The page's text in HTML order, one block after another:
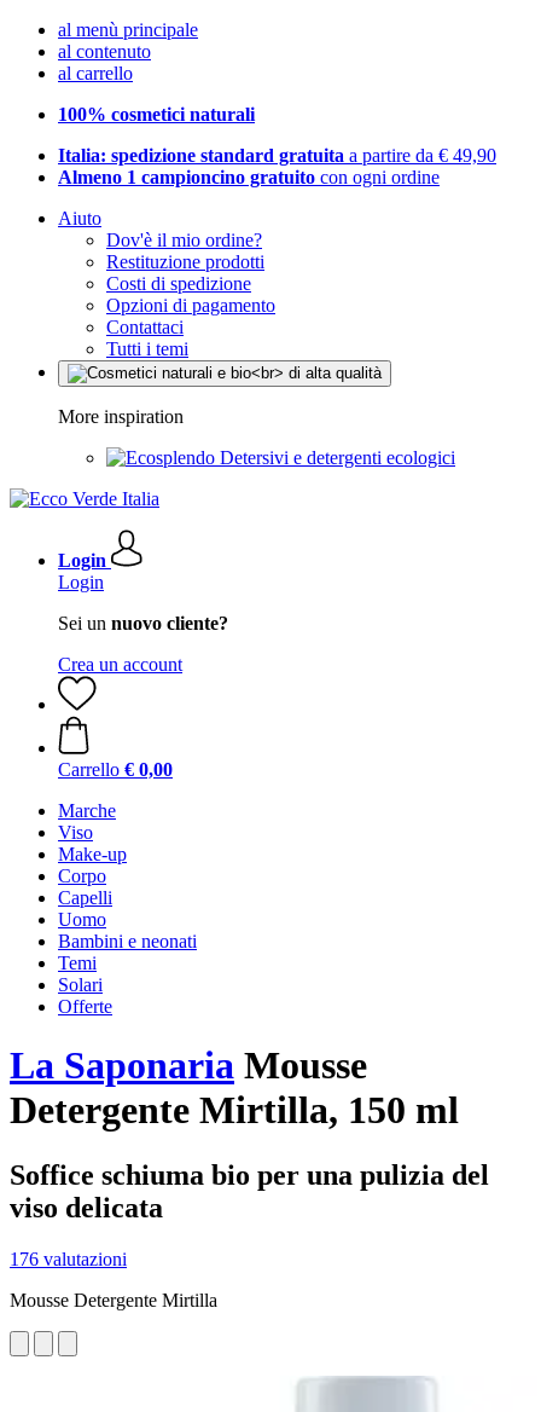
al menù principale
al contenuto
al carrello
100% cosmetici naturali
Italia: spedizione standard gratuita a partire da € 49,90
Almeno 1 campioncino gratuito con ogni ordine
Aiuto
Dov'è il mio ordine?
Restituzione prodotti
Costi di spedizione
Opzioni di pagamento
Contattaci
Tutti i temi
More inspiration
Detersivi e detergenti ecologici
Login
Login
Sei un nuovo cliente?
Crea un account
Carrello € 0,00
Marche
Viso
Make-up
Corpo
Capelli
Uomo
Bambini e neonati
Temi
Solari
Offerte
La Saponaria Mousse
Detergente Mirtilla, 150 ml
Soffice schiuma bio per una pulizia del
viso delicata
176 valutazioni
Mousse Detergente Mirtilla